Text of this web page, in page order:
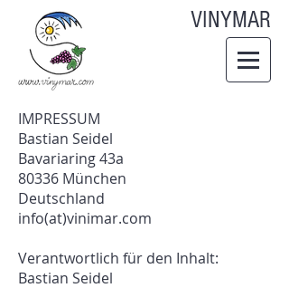
VINYMAR
IMPRESSUM
Bastian Seidel
Bavariaring 43a
80336 München
Deutschland
info(at)vinimar.com
Verantwortlich für den Inhalt:
Bastian Seidel